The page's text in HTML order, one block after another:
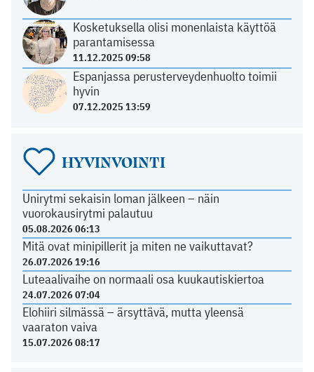
Kosketuksella olisi monenlaista käyttöä
parantamisessa
11.12.2025 09:58
Espanjassa perusterveydenhuolto toimii
hyvin
07.12.2025 13:59
HYVINVOINTI
Unirytmi sekaisin loman jälkeen – näin
vuorokausirytmi palautuu
05.08.2026 06:13
Mitä ovat minipillerit ja miten ne vaikuttavat?
26.07.2026 19:16
Luteaalivaihe on normaali osa kuukautiskiertoa
24.07.2026 07:04
Elohiiri silmässä – ärsyttävä, mutta yleensä
vaaraton vaiva
15.07.2026 08:17